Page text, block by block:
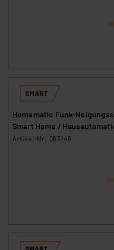
Homematic Funk-
Smart Home /
Artikel-Nr. 083146